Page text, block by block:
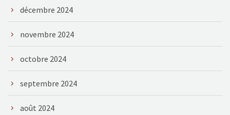
décembre 2024
novembre 2024
octobre 2024
septembre 2024
août 2024